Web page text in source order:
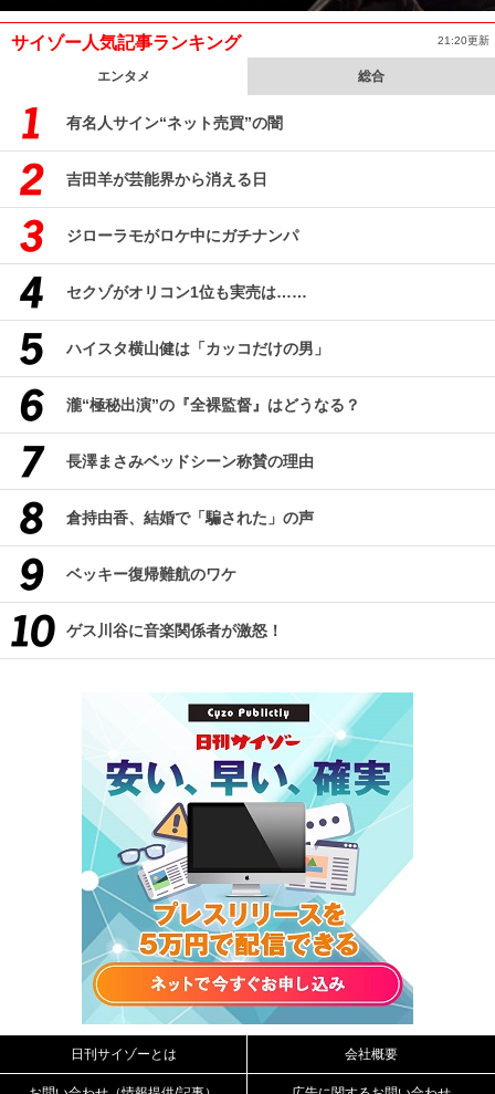
サイゾー人気記事ランキング 21:20更新
エンタメ 総合
有名人サイン“ネット売買”の闇
吉田羊が芸能界から消える日
ジローラモがロケ中にガチナンパ
セクゾがオリコン1位も実売は……
ハイスタ横山健は「カッコだけの男」
瀧“極秘出演”の『全裸監督』はどうなる？
長澤まさみベッドシーン称賛の理由
倉持由香、結婚で「騙された」の声
ベッキー復帰難航のワケ
ゲス川谷に音楽関係者が激怒！
日刊サイゾーとは 会社概要